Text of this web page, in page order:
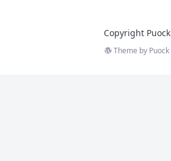
Copyright Puock
Theme by Puock